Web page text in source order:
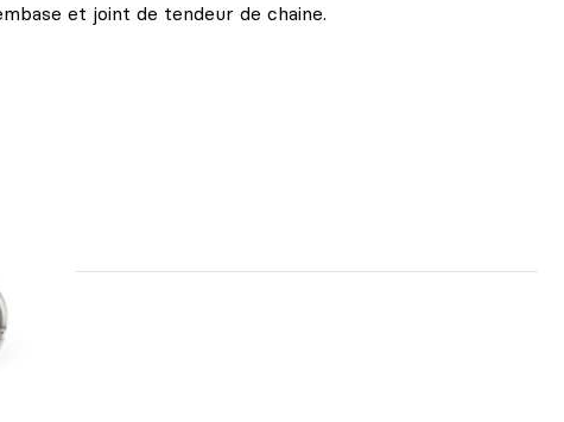
et joint de tendeur de chaine.